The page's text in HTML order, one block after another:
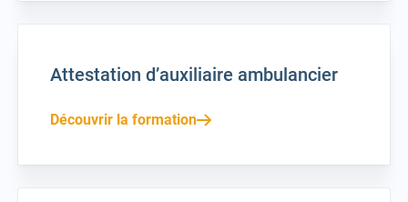
Attestation d’auxiliaire ambulancier
Découvrir la formation